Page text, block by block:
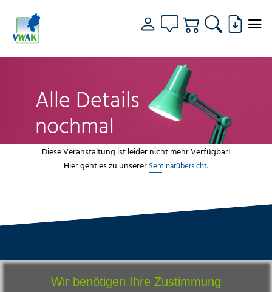
Alle Details
nochmal
genau fokussiert
Diese Veranstaltung ist leider nicht mehr Verfügbar!
Hier geht es zu unserer Seminarübersicht.
VWAK
Karriere
Standorte
Darmstadt
Bildungsangebot
Ausbildung
Wir benötigen Ihre Zustimmung